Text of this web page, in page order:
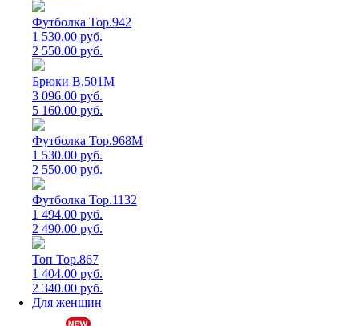
Футболка Top.942
1 530.00 руб.
2 550.00 руб.
Брюки B.501M
3 096.00 руб.
5 160.00 руб.
Футболка Top.968M
1 530.00 руб.
2 550.00 руб.
Футболка Top.1132
1 494.00 руб.
2 490.00 руб.
Топ Top.867
1 404.00 руб.
2 340.00 руб.
Для женщин